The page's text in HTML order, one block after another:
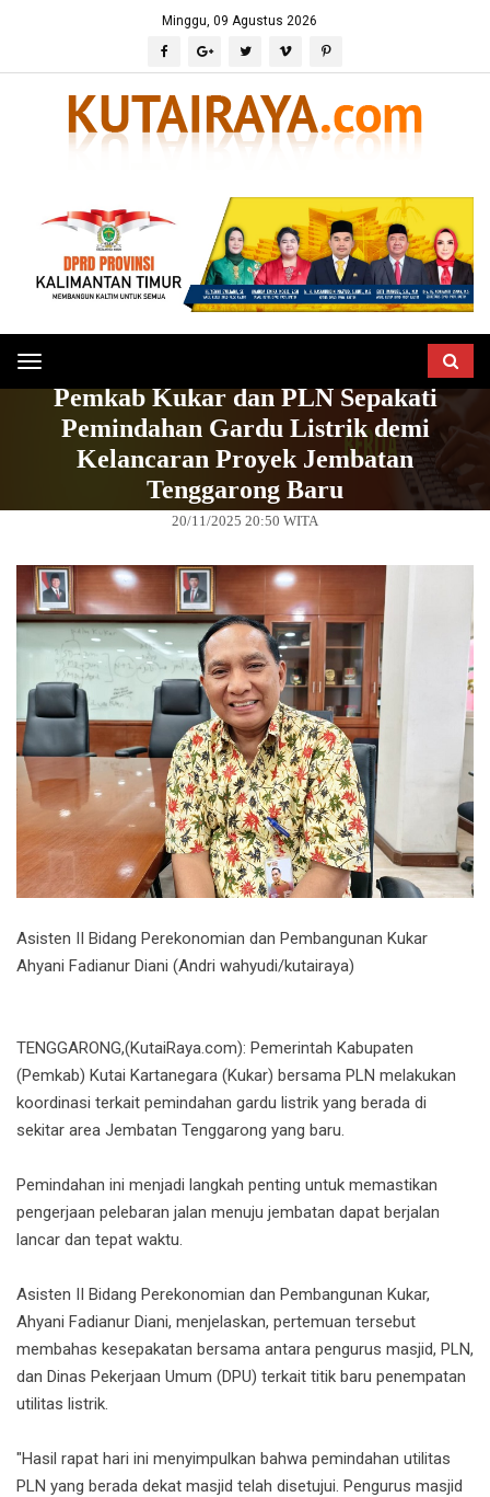
Minggu, 09 Agustus 2026
Toggle
navigation
Pemkab Kukar dan PLN Sepakati
Pemindahan Gardu Listrik demi
Kelancaran Proyek Jembatan
Tenggarong Baru
20/11/2025 20:50 WITA
Asisten II Bidang Perekonomian dan Pembangunan Kukar
Ahyani Fadianur Diani (Andri wahyudi/kutairaya)
TENGGARONG,(KutaiRaya.com): Pemerintah Kabupaten
(Pemkab) Kutai Kartanegara (Kukar) bersama PLN melakukan
koordinasi terkait pemindahan gardu listrik yang berada di
sekitar area Jembatan Tenggarong yang baru.
Pemindahan ini menjadi langkah penting untuk memastikan
pengerjaan pelebaran jalan menuju jembatan dapat berjalan
lancar dan tepat waktu.
Asisten II Bidang Perekonomian dan Pembangunan Kukar,
Ahyani Fadianur Diani, menjelaskan, pertemuan tersebut
membahas kesepakatan bersama antara pengurus masjid, PLN,
dan Dinas Pekerjaan Umum (DPU) terkait titik baru penempatan
utilitas listrik.
"Hasil rapat hari ini menyimpulkan bahwa pemindahan utilitas
PLN yang berada dekat masjid telah disetujui. Pengurus masjid